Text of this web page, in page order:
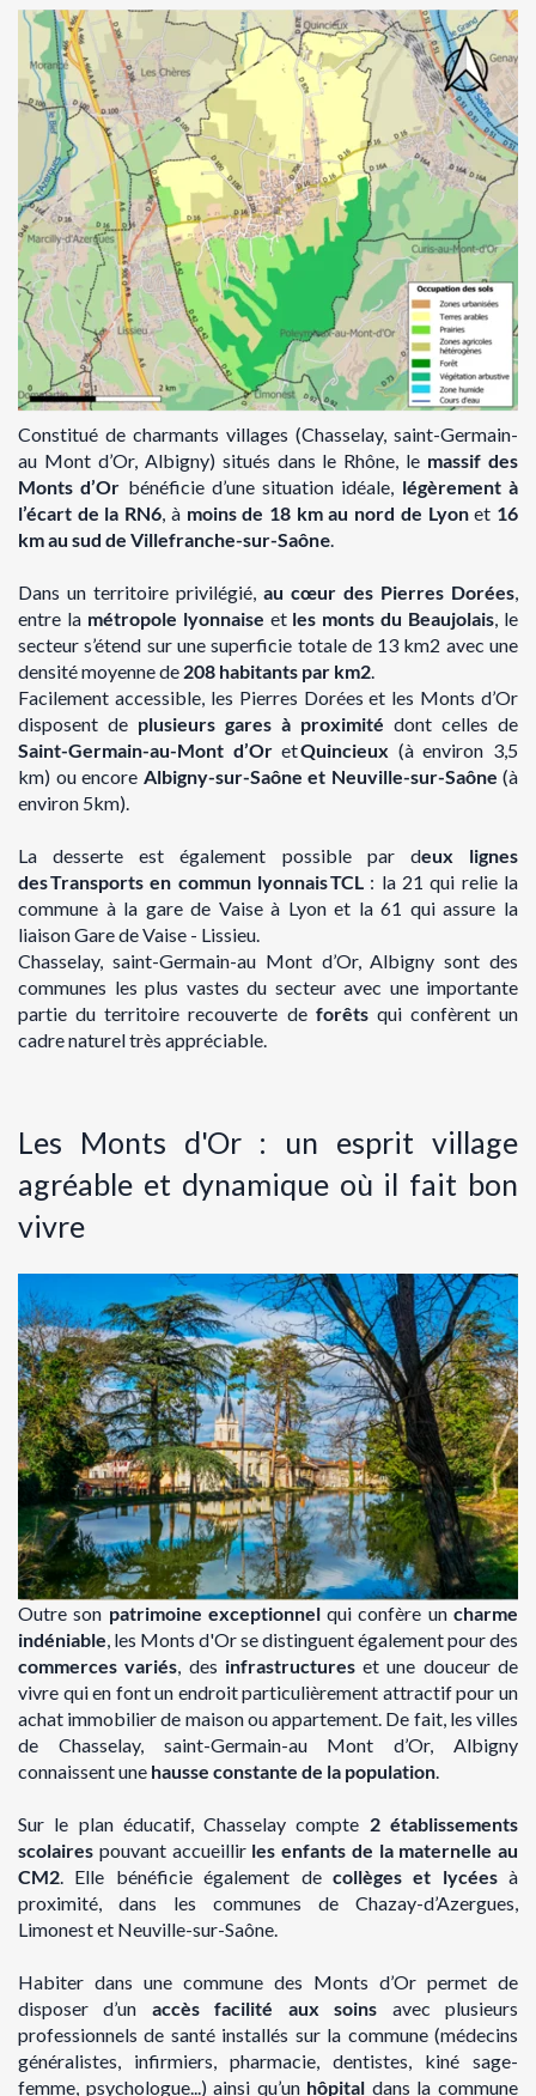
Constitué de charmants villages (Chasselay, saint-Germain-
au Mont d’Or, Albigny) situés dans le Rhône, le massif des
Monts d’Or bénéficie d’une situation idéale, légèrement à
l’écart de la RN6 , à moins de 18 km au nord de Lyon et 16
km au sud de Villefranche-sur-Saône
Dans un territoire privilégié, au cœur des Pierres Dorées
entre la métropole lyonnaise et les monts du Beaujolais , le
secteur s’étend sur une superficie totale de 13 km2 avec une
densité moyenne de 208 habitants par km2
Facilement accessible, les Pierres Dorées et les Monts d’Or
disposent de plusieurs gares à proximité dont celles de
Saint-Germain-au-Mont d’OretQuincieux (à environ 3,5
km) ou encore Albigny-sur-Saône et Neuville-sur-Saône (à
environ 5km).
La desserte est également possible par deux lignes
des Transports en commun lyonnais TCL : la 21 qui relie la
commune à la gare de Vaise à Lyon et la 61 qui assure la
liaison Gare de Vaise - Lissieu.
Chasselay, saint-Germain-au Mont d’Or, Albigny sont des
communes les plus vastes du secteur avec une importante
partie du territoire recouverte de forêtsqui confèrent un
cadre naturel très appréciable.
Les Monts d'Or : un esprit village
agréable et dynamique où il fait bon
vivre
Outre son patrimoine exceptionnel qui confère uncharme
indéniable , les Monts d'Or se distinguent également pour des
commerces variés , des infrastructureset une douceur de
vivre qui en font un endroit particulièrement attractif pour un
achat immobilier de maison ou appartement. De fait, les villes
de Chasselay, saint-Germain-au Mont d’Or, Albigny
connaissent une hausse constante de la population
Sur le plan éducatif, Chasselay compte 2 établissements
scolaires pouvant accueillir les enfants de la maternelle au
CM2 . Elle bénéficie également de collèges et lycéesà
proximité, dans les communes de Chazay-d’Azergues,
Limonest et Neuville-sur-Saône.
Habiter dans une commune des Monts d’Or permet de
disposer d’un accès facilité aux soins avec plusieurs
professionnels de santé installés sur la commune (médecins
généralistes, infirmiers, pharmacie, dentistes, kiné sage-
femme, psychologue...) ainsi qu’un hôpital dans la commune